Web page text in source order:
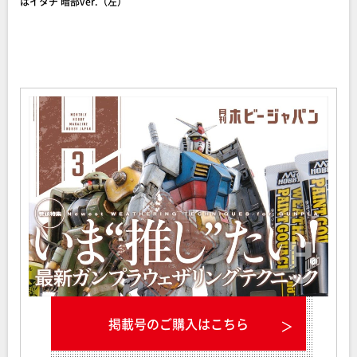
掲載号のご購入はこちら